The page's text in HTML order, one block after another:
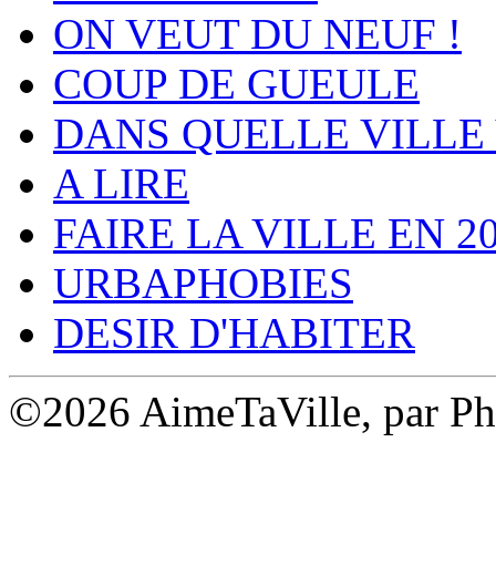
ON VEUT DU NEUF !
COUP DE GUEULE
DANS QUELLE
A LIRE
FAIRE LA VILLE EN
URBAPHOBIES
DESIR D'HABITER
©2026 AimeTaVille, par